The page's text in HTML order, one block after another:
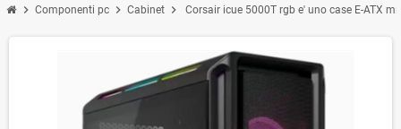
chevron_right Componenti pc chevron_right Cabinet chevron_right Corsair icue 5000T rgb e' uno case E-ATX